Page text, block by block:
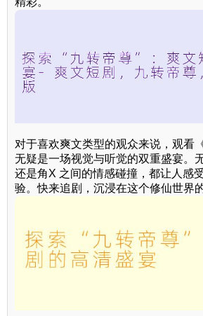
对于喜欢爽文类型的观众来说，观看
无疑是一场视觉与听觉的双重盛宴。
还是角X 之间的情感碰撞，都让人感
验。快来追剧，沉浸在这个修仙世界